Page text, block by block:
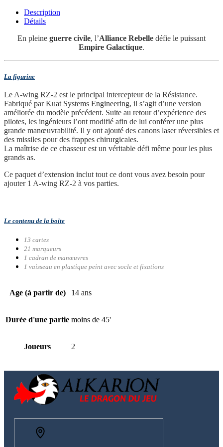
Description
Détails
En pleine guerre civile, l’Alliance Rebelle défie le puissant
Empire Galactique.
La figurine
Le A-wing RZ-2 est le principal intercepteur de la Résistance.
Fabriqué par Kuat Systems Engineering, il s’agit d’une version
améliorée du modèle précédent. Suite au retour d’expérience des
pilotes, les ingénieurs l’ont modifié afin de lui conférer une plus
grande manœuvrabilité. Il y ont ajouté des canons laser réversibles et
des missiles pour des frappes chirurgicales.
La maîtrise de ce chasseur est un véritable défi même pour les plus
grands as.
Ce paquet d’extension inclut tout ce dont vous avez besoin pour
ajouter 1 A-wing RZ-2 à vos parties.
Le contenu de la boite
13 cartes
21 marqueurs
1 cadran de manœuvres
1 vaisseau en plastique peint avec socle et fixations
Age (à partir de) 14 ans
Durée d'une partie moins de 45'
Joueurs 2